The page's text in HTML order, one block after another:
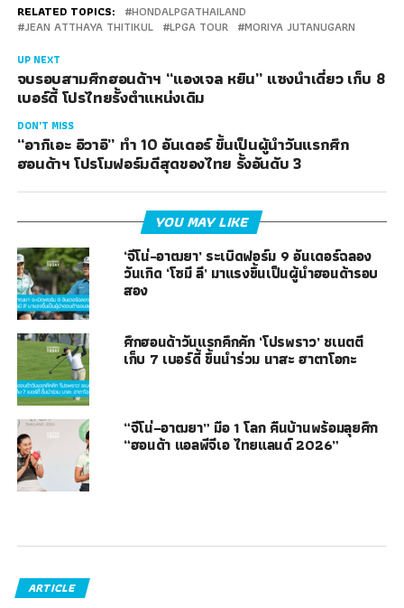
RELATED TOPICS:
HONDALPGATHAILAND
JEAN ATTHAYA THITIKUL
LPGA TOUR MORIYA JUTANUGARN
UP NEXT
จบรอบสามศึกฮอนด้าฯ “แองเจล หยิน” แซงนำเดี่ยว เก็บ 8
เบอร์ดี้ โปรไทยรั้งตำแหน่งเดิม
DON'T MISS
“อากิเอะ อิวาอิ” ทำ 10 อันเดอร์ ขึ้นเป็นผู้นำวันแรกศึก
ฮอนด้าฯ โปรโมฟอร์มดีสุดของไทย รั้งอันดับ 3
YOU MAY LIKE
‘จีโน่-อาฒยา’ ระเบิดฟอร์ม 9 อันเดอร์ฉลอง
วันเกิด ‘โซมี ลี’ มาแรงขึ้นเป็นผู้นำฮอนด้ารอบ
สอง
ศึกฮอนด้าวันแรกคึกคัก ‘โปรพราว’ ชเนตตี
เก็บ 7 เบอร์ดี้ ขึ้นนำร่วม นาสะ ฮาตาโอกะ
“จีโน่–อาฒยา” มือ 1 โลก คืนบ้านพร้อมลุยศึก
“ฮอนด้า แอลพีจีเอ ไทยแลนด์ 2026”
ARTICLE